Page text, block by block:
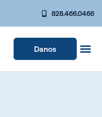
828.466.0466
Danos